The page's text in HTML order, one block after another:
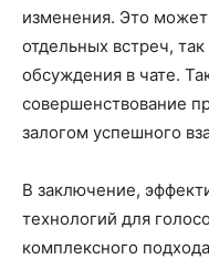
изменения. Это
отдельных встреч,
обсуждения в чате.
совершенствование
залогом успешного
В заключение,
технологий для
комплексного